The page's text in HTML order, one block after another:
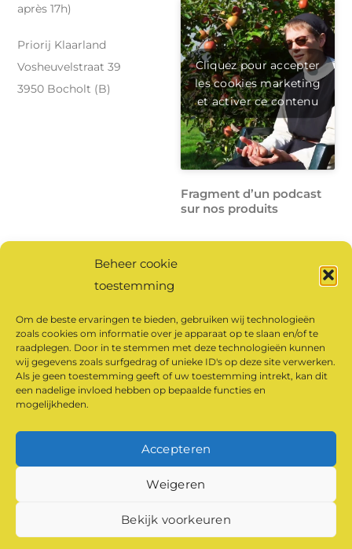
Beheer cookie
toestemming
Om de beste ervaringen te bieden, gebruiken wij technologieën
zoals cookies om informatie over je apparaat op te slaan en/of te
raadplegen. Door in te stemmen met deze technologieën kunnen
wij gegevens zoals surfgedrag of unieke ID's op deze site verwerken.
Als je geen toestemming geeft of uw toestemming intrekt, kan dit
een nadelige invloed hebben op bepaalde functies en
mogelijkheden.
Accepteren
Weigeren
Bekijk voorkeuren
après 17h)
Priorij Klaarland
Vosheuvelstraat 39
3950 Bocholt (B)
Cliquez pour accepter
les cookies marketing
et activer ce contenu
Fragment d’un podcast
sur nos produits
Cliquez pour accepter
les cookies marketing
et activer ce contenu
©Klaarland Produits du monastère2026
WordPress•Themify WordPress Themes